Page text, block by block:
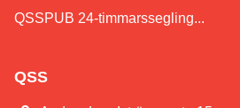
QSSPUB 24-timmarssegling...
QSS